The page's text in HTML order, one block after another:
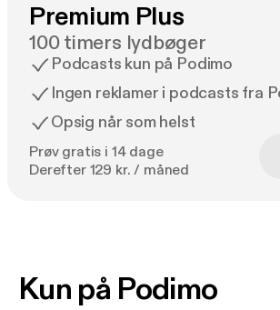
Premium Plus
100 timers lydbøger
Podcasts kun på Podimo
Ingen reklamer i podcasts fra
Opsig når som helst
Prøv gratis i 14 dage
Derefter 129 kr. / måned
Kun på Podimo